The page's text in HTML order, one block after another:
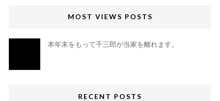
MOST VIEWS POSTS
本年末をもって千三郎が当家を離れます。
RECENT POSTS